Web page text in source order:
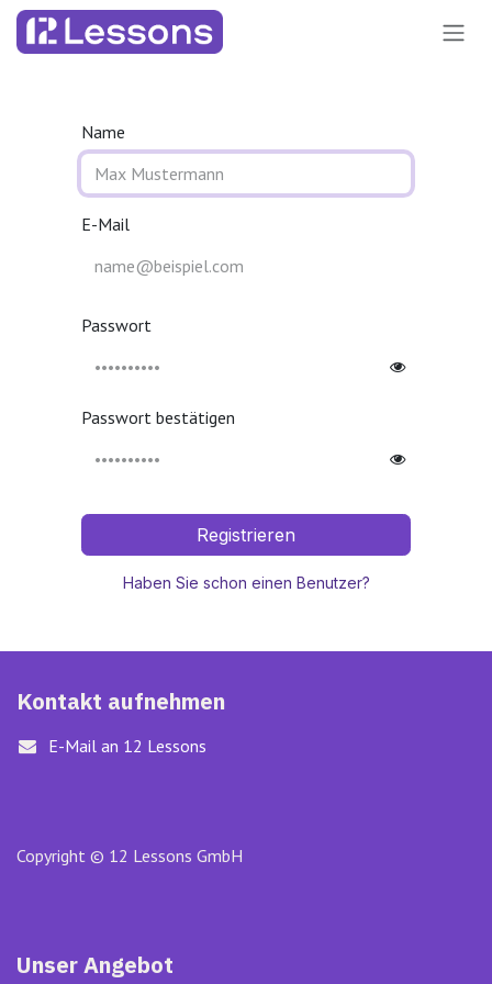
Zum Inhalt springen
Name
E-Mail
Passwort
Passwort bestätigen
Registrieren
Haben Sie schon einen Benutzer?
Kontakt aufnehmen
E-Mail an 12 Lessons
Copyright © 12 Lessons GmbH
Unser Angebot